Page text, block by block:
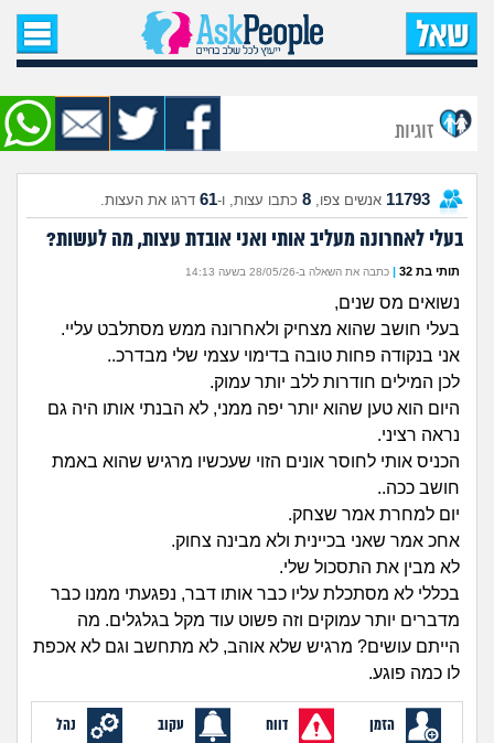
עמוד הבית
שאל שאלה
שאלות חדשות
שאלות שעוררו עניין
עצות חדשות
מה קורה כאן?
מתחם הטיפים
היריון ולידה
הורות ומשפחה
מהבקו"ם... ועד מתי?!
הרשמה
זוגיות
11793 אנשים צפו, 8 כתבו עצות, ו-61 דרגו את העצות.
בעלי לאחרונה מעליב אותי ואני אובדת עצות, מה לעשות?
תותי בת 32 | כתבה את השאלה ב-28/05/26 בשעה 14:13
נשואים מס שנים,
בעלי חושב שהוא מצחיק ולאחרונה ממש מסתלבט עליי.
אני בנקודה פחות טובה בדימוי עצמי שלי מבדרכ..
לכן המילים חודרות ללב יותר עמוק.
היום הוא טען שהוא יותר יפה ממני, לא הבנתי אותו היה גם
נראה רציני.
הכניס אותי לחוסר אונים הזוי שעכשיו מרגיש שהוא באמת
חושב ככה..
יום למחרת אמר שצחק.
אחכ אמר שאני בכיינית ולא מבינה צחוק.
לא מבין את התסכול שלי.
בכללי לא מסתכלת עליו כבר אותו דבר, נפגעתי ממנו כבר
מדברים יותר עמוקים וזה פשוט עוד מקל בגלגלים. מה
הייתם עושים? מרגיש שלא אוהב, לא מתחשב וגם לא אכפת
לו כמה פוגע.
הזמן דווח עקוב נהל